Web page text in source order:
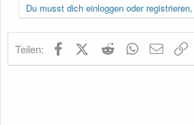
Du musst dich einloggen oder
Teilen: FacebookX (Twitter)
Reddit WhatsApp
E-Mail